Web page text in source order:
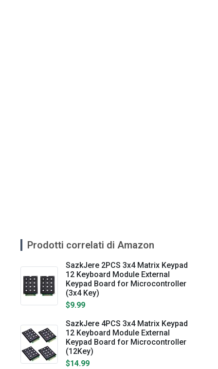
Prodotti correlati di Amazon
SazkJere 2PCS 3x4 Matrix Keypad
12 Keyboard Module External
Keypad Board for Microcontroller
(3x4 Key)
$9.99
SazkJere 4PCS 3x4 Matrix Keypad
12 Keyboard Module External
Keypad Board for Microcontroller
(12Key)
$14.99